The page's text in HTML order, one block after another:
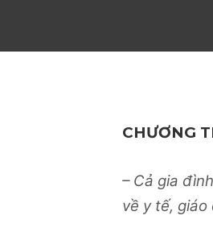
CHƯƠNG
– Cả gia
về y tế,